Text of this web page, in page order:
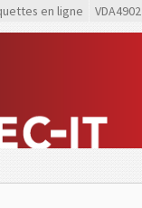
en ligne VDA4902